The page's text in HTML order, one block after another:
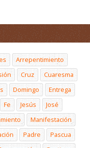
Arrepentimiento
Cruz
Cuaresma
Domingo
Entrega
Fe Jesús
José
Manifestación
Padre
Pascua